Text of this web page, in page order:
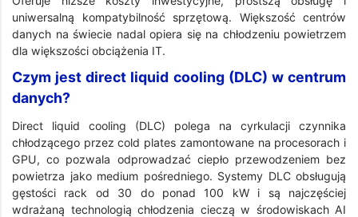
uniwersalną kompatybilność sprzętową. Większość centrów
danych na świecie nadal opiera się na chłodzeniu powietrzem
dla większości obciążenia IT.
Czym jest direct liquid cooling (DLC) w centrum
danych?
Direct liquid cooling (DLC) polega na cyrkulacji czynnika
chłodzącego przez cold plates zamontowane na procesorach i
GPU, co pozwala odprowadzać ciepło przewodzeniem bez
powietrza jako medium pośredniego. Systemy DLC obsługują
gęstości rack od 30 do ponad 100 kW i są najczęściej
wdrażaną technologią chłodzenia cieczą w środowiskach AI